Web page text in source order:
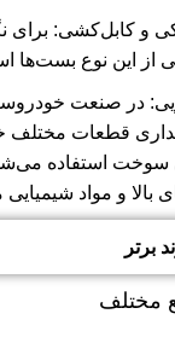
و کابل‌کشی: برای
از این نوع بست‌ها
در صنعت
قطعات مختلف
سوخت استفاده
بالا و مواد
برتر
مختلف